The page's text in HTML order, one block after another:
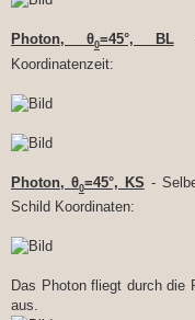
Photon, θ0=45°, BL-
Koordinatenzeit:
Photon, θ0=45°, KS -
Schild Koordinaten:
Das Photon fliegt durch die
aus.